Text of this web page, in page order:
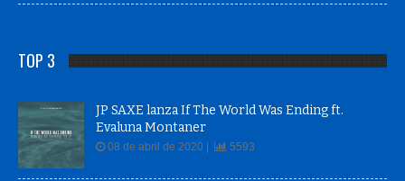
TOP 3
JP SAXE lanza If The World Was Ending ft.
Evaluna Montaner
08 de abril de 2020 | 5593